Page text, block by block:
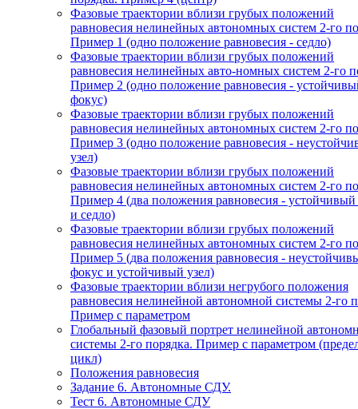
Фазовые траектории вблизи грубых положений
равновесия нелинейных автономных систем 2-го
Пример 1 (одно положение равновесия - седло)
Фазовые траектории вблизи грубых положений
равновесия нелинейных авто-номных систем 2-го
Пример 2 (одно положение равновесия -
фокус)
Фазовые траектории вблизи грубых положений
равновесия нелинейных автономных систем 2-го
Пример 3 (одно положение равновесия -
узел)
Фазовые траектории вблизи грубых положений
равновесия нелинейных автономных систем 2-го
Пример 4 (два положения равновесия -
и седло)
Фазовые траектории вблизи грубых положений
равновесия нелинейных автономных систем 2-го
Пример 5 (два положения равновесия -
фокус и устойчивый узел)
Фазовые траектории вблизи негрубого положения
равновесия нелинейной автономной системы 2-го
Пример с параметром
Глобальный фазовый портрет нелинейной
системы 2-го порядка. Пример с параметром
цикл)
Положения равновесия
Задание 6. Автономные СДУ.
Тест 6. Автономные СДУ